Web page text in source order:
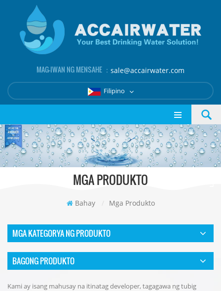
MAG-IWAN NG MENSAHE ： sale@accairwater.com
Filipino
MGA PRODUKTO
Bahay / Mga Produkto
MGA KATEGORYA NG PRODUKTO
BAGONG PRODUKTO
Kami ay isang mahusay na itinatag developer, tagagawa ng tubig